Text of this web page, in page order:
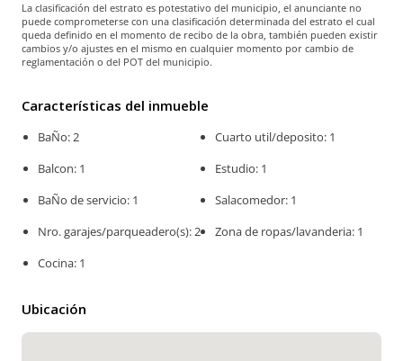
La clasificación del estrato es potestativo del municipio, el anunciante no
puede comprometerse con una clasificación determinada del estrato el cual
queda definido en el momento de recibo de la obra, también pueden existir
cambios y/o ajustes en el mismo en cualquier momento por cambio de
reglamentación o del POT del municipio.
Características del inmueble
BaÑo: 2
Balcon: 1
BaÑo de servicio: 1
Nro. garajes/parqueadero(s): 2
Cocina: 1
Cuarto util/deposito: 1
Estudio: 1
Salacomedor: 1
Zona de ropas/lavanderia: 1
Ubicación